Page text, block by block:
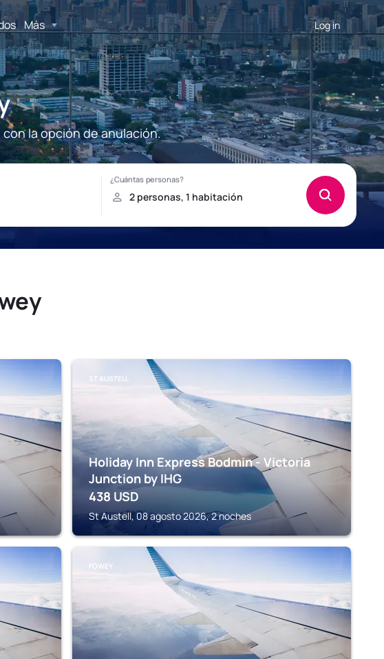
Más Log in
la opción de anulación.
ST AUSTELL
Holiday Inn Express Bodmin - Victoria
Junction by IHG
438 USD
St Austell, 08 agosto 2026, 2 noches
FOWEY